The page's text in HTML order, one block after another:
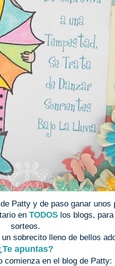
Patty y de paso ganar
en TODOSlos blogs, para
sorteos.
sobrecito lleno de bellos
apuntas?
comienza en el blog de Patty: